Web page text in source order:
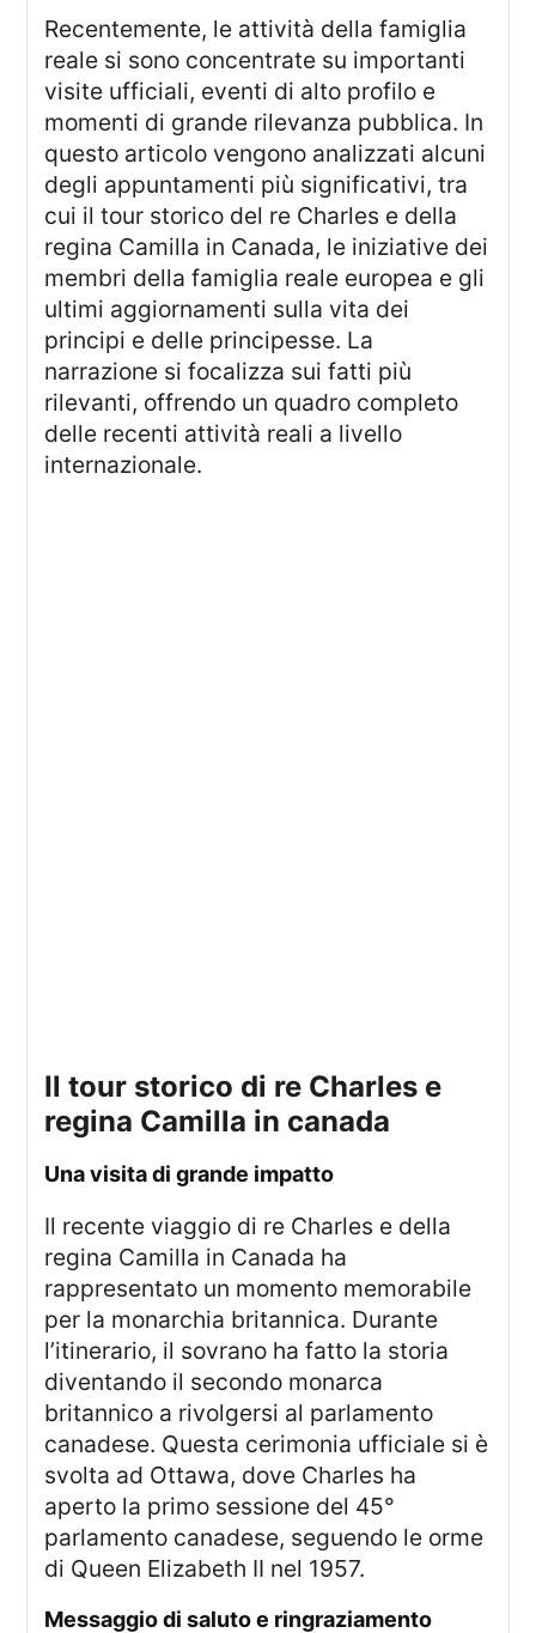
Recentemente, le attività della famiglia
reale si sono concentrate su importanti
visite ufficiali, eventi di alto profilo e
momenti di grande rilevanza pubblica. In
questo articolo vengono analizzati alcuni
degli appuntamenti più significativi, tra
cui il tour storico del re Charles e della
regina Camilla in Canada, le iniziative dei
membri della famiglia reale europea e gli
ultimi aggiornamenti sulla vita dei
principi e delle principesse. La
narrazione si focalizza sui fatti più
rilevanti, offrendo un quadro completo
delle recenti attività reali a livello
internazionale.
il tour storico di re Charles e
regina Camilla in canada
una visita di grande impatto
Il recente viaggio di re Charles e della
regina Camilla in Canada ha
rappresentato un momento memorabile
per la monarchia britannica. Durante
l’itinerario, il sovrano ha fatto la storia
diventando il secondo monarca
britannico a rivolgersi al parlamento
canadese. Questa cerimonia ufficiale si è
svolta ad Ottawa, dove Charles ha
aperto la primo sessione del 45°
parlamento canadese, seguendo le orme
di Queen Elizabeth II nel 1957.
messaggio di saluto e ringraziamento